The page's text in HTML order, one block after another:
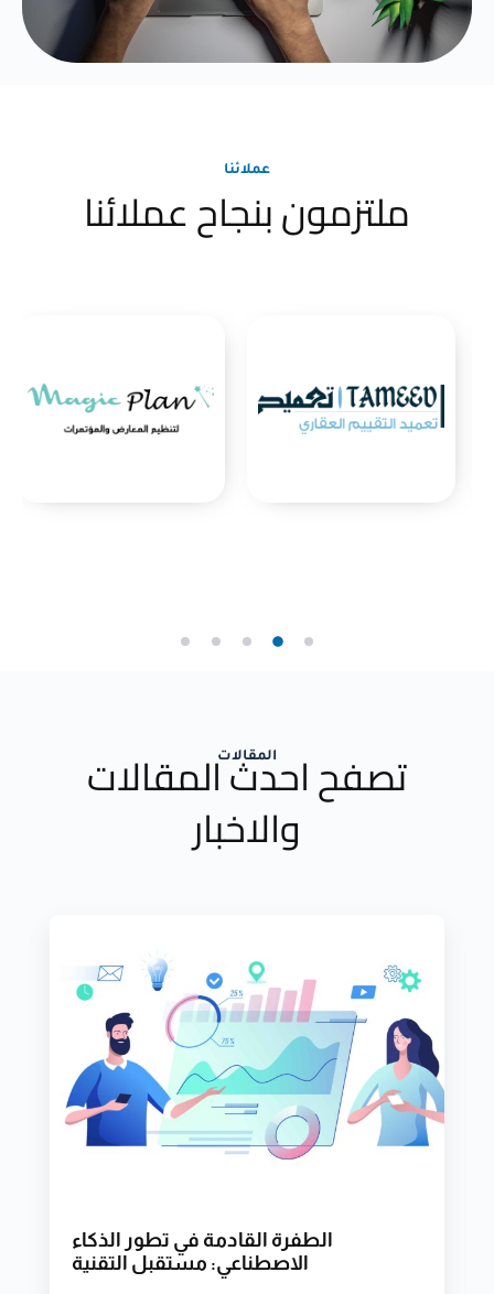
عملائنا
ملتزمون بنجاح عملائنا
المقالات
تصفح احدث المقالات
والاخبار
الطفرة القادمة في تطور الذكاء
الاصطناعي: مستقبل التقنية